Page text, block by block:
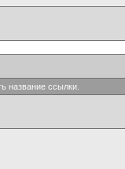
название ссылки.